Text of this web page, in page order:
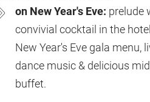
on New Year's Eve: prelude
convivial cocktail in the
New Year's Eve gala menu,
dance music & delicious
buffet.